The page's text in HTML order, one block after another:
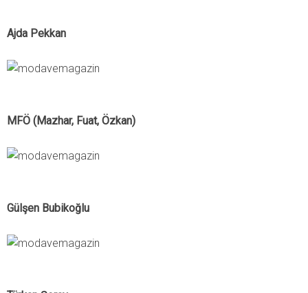
Ajda Pekkan
MFÖ (Mazhar, Fuat, Özkan)
Gülşen Bubikoğlu